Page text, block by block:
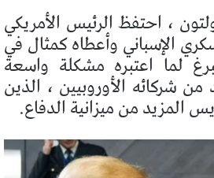
، احتفظ الرئيس الأمريكي
الإسباني وأعطاه كمثال في
لما اعتبره مشكلة واسعة
من شركائه الأوروبيين ، الذين
المزيد من ميزانية الدفاع.